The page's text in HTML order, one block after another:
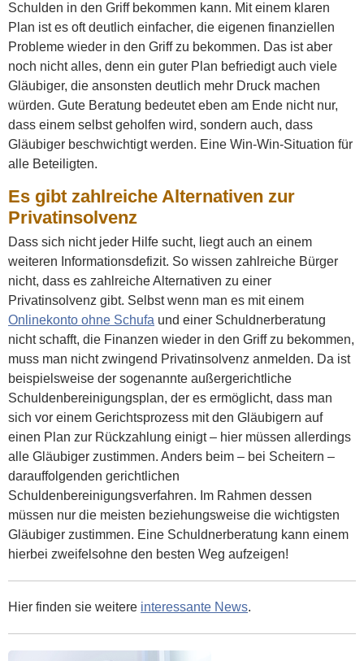
Schulden in den Griff bekommen kann. Mit einem klaren
Plan ist es oft deutlich einfacher, die eigenen finanziellen
Probleme wieder in den Griff zu bekommen. Das ist aber
noch nicht alles, denn ein guter Plan befriedigt auch viele
Gläubiger, die ansonsten deutlich mehr Druck machen
würden. Gute Beratung bedeutet eben am Ende nicht nur,
dass einem selbst geholfen wird, sondern auch, dass
Gläubiger beschwichtigt werden. Eine Win-Win-Situation für
alle Beteiligten.
Es gibt zahlreiche Alternativen zur
Privatinsolvenz
Dass sich nicht jeder Hilfe sucht, liegt auch an einem
weiteren Informationsdefizit. So wissen zahlreiche Bürger
nicht, dass es zahlreiche Alternativen zu einer
Privatinsolvenz gibt. Selbst wenn man es mit einem
Onlinekonto ohne Schufa und einer Schuldnerberatung
nicht schafft, die Finanzen wieder in den Griff zu bekommen,
muss man nicht zwingend Privatinsolvenz anmelden. Da ist
beispielsweise der sogenannte außergerichtliche
Schuldenbereinigungsplan, der es ermöglicht, dass man
sich vor einem Gerichtsprozess mit den Gläubigern auf
einen Plan zur Rückzahlung einigt – hier müssen allerdings
alle Gläubiger zustimmen. Anders beim – bei Scheitern –
darauffolgenden gerichtlichen
Schuldenbereinigungsverfahren. Im Rahmen dessen
müssen nur die meisten beziehungsweise die wichtigsten
Gläubiger zustimmen. Eine Schuldnerberatung kann einem
hierbei zweifelsohne den besten Weg aufzeigen!
Hier finden sie weitere interessante News.